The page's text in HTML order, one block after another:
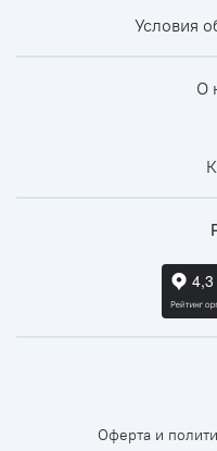
Условия
О
Оферта и